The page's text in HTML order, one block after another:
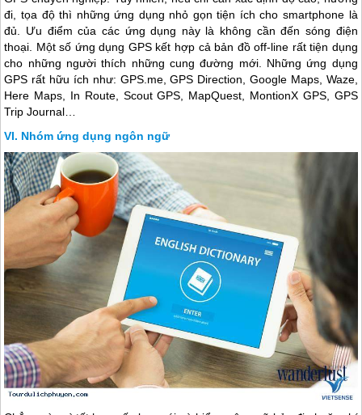
đi, tọa độ thì những ứng dụng nhỏ gọn tiện ích cho smartphone là
đủ. Ưu điểm của các ứng dụng này là không cần đến sóng điện
thoại. Một số ứng dụng GPS kết hợp cả bản đồ off-line rất tiện dụng
cho những người thích những cung đường mới. Những ứng dụng
GPS rất hữu ích như: GPS.me, GPS Direction, Google Maps, Waze,
Here Maps, In Route, Scout GPS, MapQuest, MontionX GPS, GPS
Trip Journal…
Nhóm ứng dụng ngôn ngữ